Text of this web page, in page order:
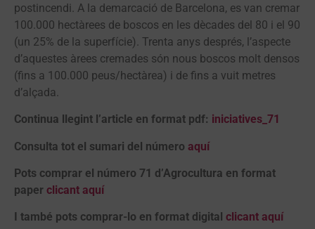
postincendi. A la demarcació de Barcelona, es van cremar
100.000 hectàrees de boscos en les dècades del 80 i el 90
(un 25% de la superfície). Trenta anys després, l’aspecte
d’aquestes àrees cremades són nous boscos molt densos
(fins a 100.000 peus/hectàrea) i de fins a vuit metres
d’alçada.
Continua llegint l’article en format pdf: iniciatives_71
Consulta tot el sumari del número aquí
Pots comprar el número 71 d’Agrocultura en format
paper clicant aquí
I també pots comprar-lo en format digital clicant aquí